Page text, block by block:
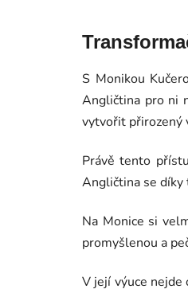
S Monikou
Angličtina pro ni
vytvořit přirozený
Právě tento
Angličtina se díky
Na Monice si
promyšlenou a
V její výuce nejde